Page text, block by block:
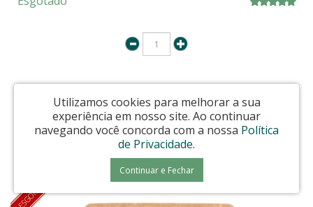
AVISE-ME
ESGOTADO
Utilizamos cookies para melhorar a sua
experiência em nosso site. Ao continuar
navegando você concorda com a nossa Política
de Privacidade.
Continuar e Fechar